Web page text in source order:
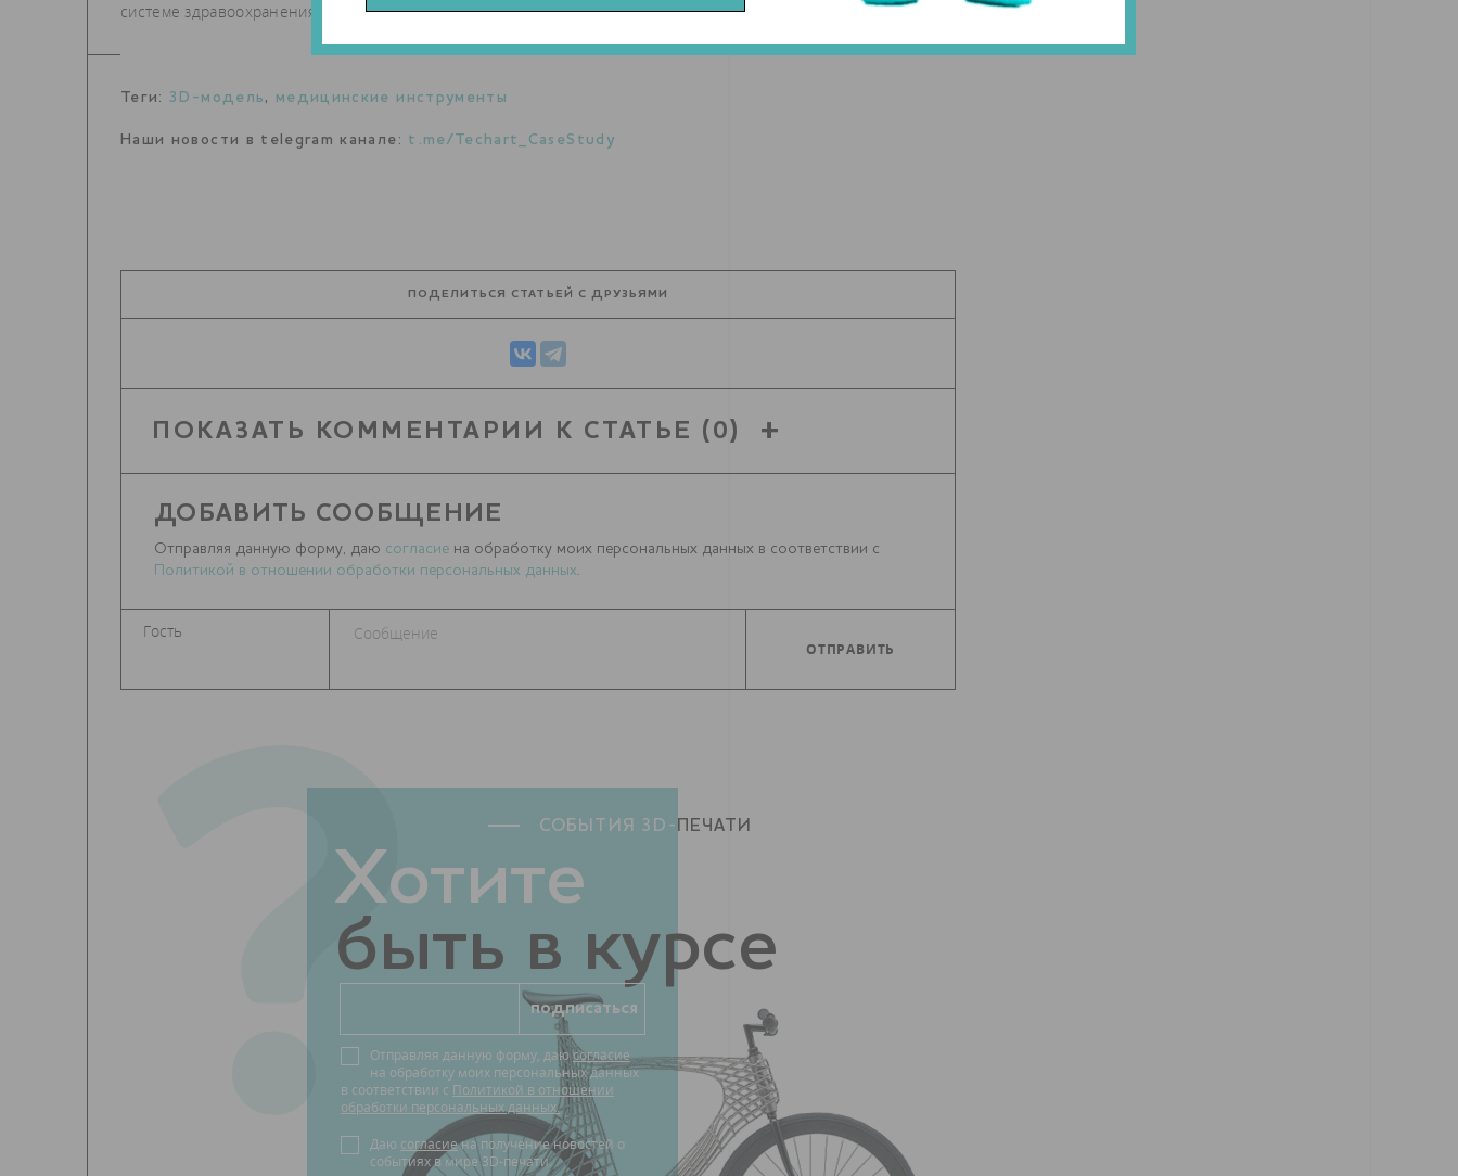
системе здравоохранения значительно улучшит качество оказываемой медицинской помощи.
Теги:3D-модель , медицинские инструменты
Наши новости в telegram канале: t.me/Techart_CaseStudy
ПОДЕЛИТЬСЯ СТАТЬЕЙ С ДРУЗЬЯМИ
ПОКАЗАТЬ КОММЕНТАРИИ К СТАТЬЕ (0)
ДОБАВИТЬ СООБЩЕНИЕ
Отправляя данную форму, даю согласие на обработку моих персональных данных в соответствии с
Политикой в отношении обработки персональных данных.
?
Хотите
быть в курсе
СОБЫТИЯ 3D- ПЕЧАТИ
Отправляя данную форму, даюсогласие
на обработку моих персональных данных
в соответствии с Политикой в отношении
обработки персональных данных.
Даю согласиена получение новостей о
событиях в мире 3D-печати.